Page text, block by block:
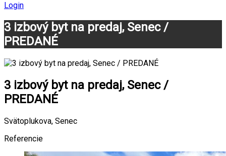
Login
3 izbový byt na predaj, Senec /
PREDANÉ
3 izbový byt na predaj, Senec /
PREDANÉ
Svätoplukova, Senec
Referencie